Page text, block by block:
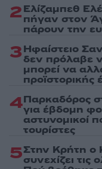
2Ελίζαμπεθ
πήγαν στον
πάρουν την
3Ηφαίστειο
δεν πρόλαβε
μπορεί να
προϊστορικής
4Παρκαδόρος
για έβδομη
αστυνομικοί
τουρίστες
5Στην Κρήτη ο
συνεχίζει τις